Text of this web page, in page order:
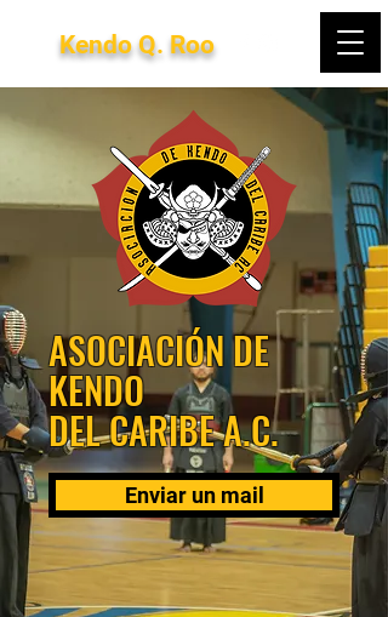
Kendo Q. Roo
ASOCIACIÓN DE
KENDO
DEL CARIBE A.C.
Enviar un mail